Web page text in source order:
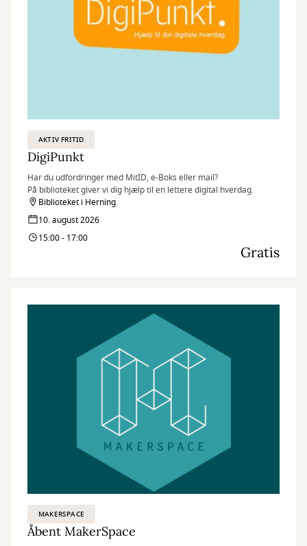
AKTIV FRITID
DigiPunkt
Har du udfordringer med MitID, e-Boks eller mail?
På biblioteket giver vi dig hjælp til en lettere digital hverdag.
Biblioteket i Herning
10. august 2026
15:00 - 17:00
Gratis
MAKERSPACE
Åbent MakerSpace